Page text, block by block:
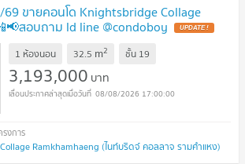
ขายคอนโด Knightsbridge Collage
สอบถาม ld line @condoboy UPDATE !
1 ห้องนอน 32.5 m2 ชั้น 19
3,193,000 บาท
08/08/2026 17:00:00
Ramkhamhaeng (ไนท์บริดจ์ คอลลาจ รามคำแหง)